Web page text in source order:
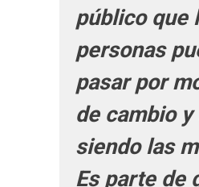
público que
personas
pasar por
de cambio
siendo las
Es parte de